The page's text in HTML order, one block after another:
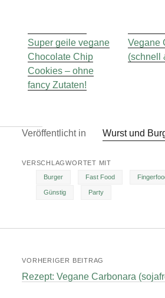
Super geile vegane
Chocolate Chip
Cookies – ohne
fancy Zutaten!
Vegane
(schnell
Veröffentlicht in Wurst und
VERSCHLAGWORTET MIT
Burger
Fast Food
Günstig Party
VORHERIGER BEITRAG
Rezept: Vegane Carbonara